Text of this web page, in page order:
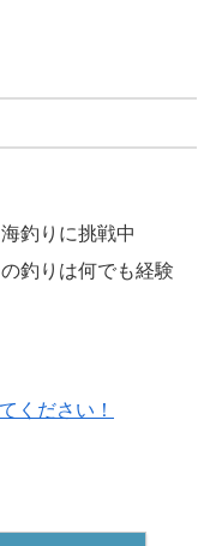
釣りに挑戦中
釣りは何でも経験
ください！